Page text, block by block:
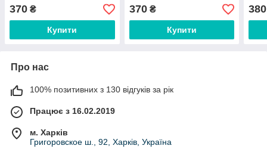
Daewoo Sens 1.3 Pegas
370 ₴
Купити
0280158022)
370₴
Купити
16V
380
Про нас
100% позитивних з 130 відгуків за рік
Працює з 16.02.2019
м. Харків
Григоровское ш., 92, Харків, Україна